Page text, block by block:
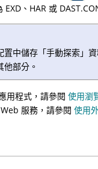
EXD、HAR 或
置中儲存「手動探索」
他部分。
用程式，請參閱 使用瀏
服務，請參閱 使用